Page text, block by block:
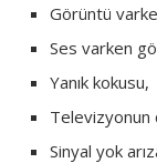
Görüntü
Ses varken
Yanık kokusu,
Televizyonun
Sinyal yok